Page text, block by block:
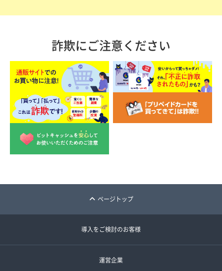
詐欺にご注意ください
ページトップ
導入をご検討のお客様
運営企業